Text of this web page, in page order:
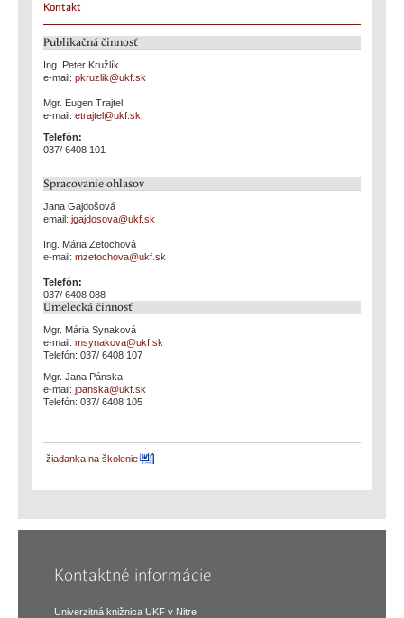
Kontakt
Publikačná činnosť
Ing. Peter Kružlík
e-mail: pkruzlik@ukf.sk
Mgr. Eugen Trajtel
e-mail: etrajtel@ukf.sk
Telefón:
037/ 6408 101
Spracovanie ohlasov
Jana Gajdošová
email: jgajdosova@ukf.sk
Ing. Mária Zetochová
e-mail: mzetochova@ukf.sk
Telefón:
037/ 6408 088
Umelecká činnosť
Mgr. Mária Synaková
e-mail: msynakova@ukf.sk
Telefón: 037/ 6408 107
Mgr. Jana Pánska
e-mail: jpanska@ukf.sk
Telefón: 037/ 6408 105
žiadanka na školenie
Kontaktné informácie
Univerzitná knižnica UKF v Nitre